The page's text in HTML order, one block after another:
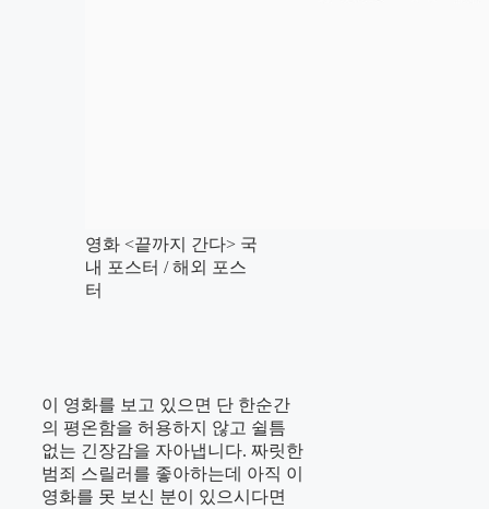
영화 <끝까지 간다> 국
내 포스터 / 해외 포스
터
이 영화를 보고 있으면 단 한순간
의 평온함을 허용하지 않고 쉴틈
없는 긴장감을 자아냅니다. 짜릿한
범죄 스릴러를 좋아하는데 아직 이
영화를 못 보신 분이 있으시다면